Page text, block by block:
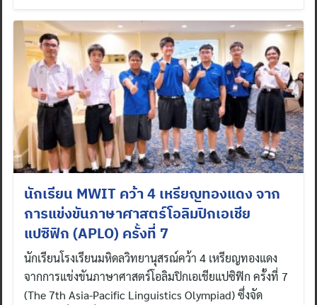
นักเรียน MWIT คว้า 4 เหรียญทองแดง จาก
การแข่งขันภาษาศาสตร์โอลิมปิกเอเชีย
แปซิฟิก (APLO) ครั้งที่ 7
นักเรียนโรงเรียนมหิดลวิทยานุสรณ์คว้า 4 เหรียญทองแดง
จากการแข่งขันภาษาศาสตร์โอลิมปิกเอเชียแปซิฟิก ครั้งที่ 7
(The 7th Asia-Pacific Linguistics Olympiad) ซึ่งจัด